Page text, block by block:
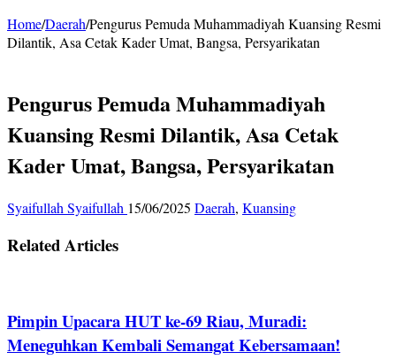
Home/Daerah/Pengurus Pemuda Muhammadiyah Kuansing Resmi
Dilantik, Asa Cetak Kader Umat, Bangsa, Persyarikatan
Pengurus Pemuda Muhammadiyah
Kuansing Resmi Dilantik, Asa Cetak
Kader Umat, Bangsa, Persyarikatan
Syaifullah Syaifullah 15/06/2025 Daerah, Kuansing
Related Articles
Pimpin Upacara HUT ke-69 Riau, Muradi:
Meneguhkan Kembali Semangat Kebersamaan!